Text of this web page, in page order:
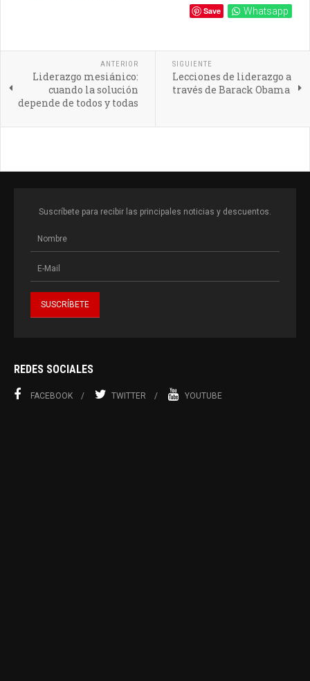
Save Whatsapp
ANTERIOR
Liderazgo mesiánico:
cuando la solución
depende de todos y todas
SIGUIENTE
Lecciones de liderazgo a
través de Barack Obama
Suscríbete para recibir las principales noticias y descuentos.
REDES SOCIALES
FACEBOOK TWITTER YOUTUBE